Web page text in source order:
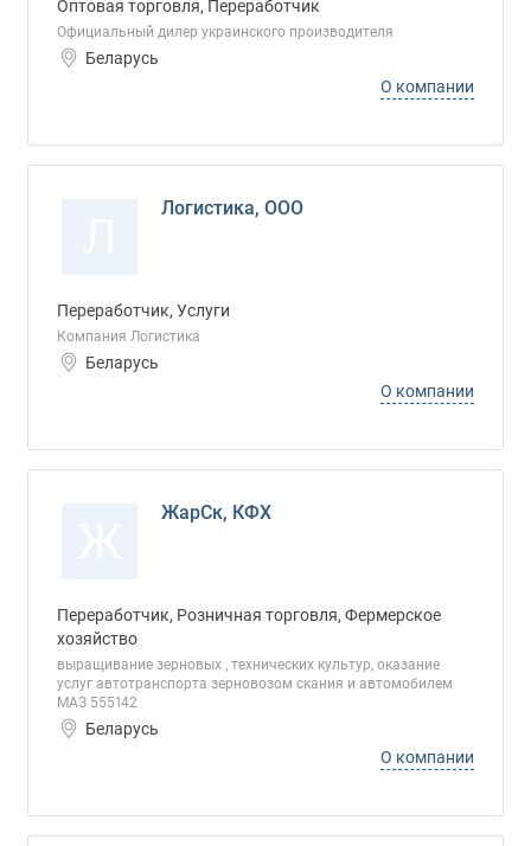
Оптовая торговля, Переработчик
Официальный дилер украинского производителя
Беларусь
О компании
Логистика, ООО
Переработчик, Услуги
Компания Логистика
Беларусь
О компании
ЖарСк, КФХ
Переработчик, Розничная торговля, Фермерское
хозяйство
выращивание зерновых , технических культур, оказание
услуг автотранспорта зерновозом скания и автомобилем
МАЗ 555142
Беларусь
О компании